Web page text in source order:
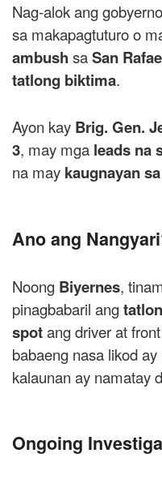
Nag-alok ang
sa makapagtuturo o
ambush saSan
tatlong biktima.
Ayon kay Brig. Gen.
3, may mga leads na
na may kaugnayan
Ano ang
Noong Biyernes,
pinagbabaril ang
spotang driver at
babaeng nasa likod
kalaunan ay namatay
Ongoing